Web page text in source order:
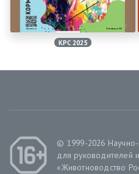
КРС 2025
© 1999-2026 Научно-
для руководителей
«Животноводство